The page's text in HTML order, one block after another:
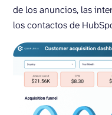
de los anuncios, las
los contactos de